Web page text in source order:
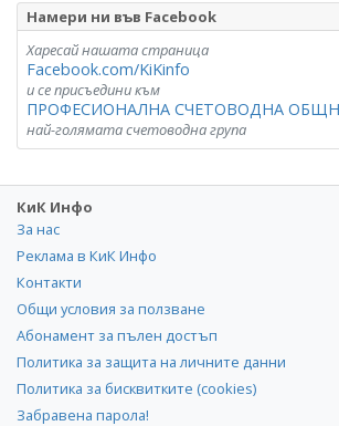
Намери ни във Facebook
Харесай нашата страница
Facebook.com/KiKinfo
и се присъедини към
ПРОФЕСИОНАЛНА СЧЕТОВОДНА
най-голямата счетоводна група
КиК Инфо
За нас
Реклама в КиК Инфо
Контакти
Общи условия за ползване
Абонамент за пълен достъп
Политика за защита на личните данни
Политика за бисквитките (cookies)
Забравена парола!